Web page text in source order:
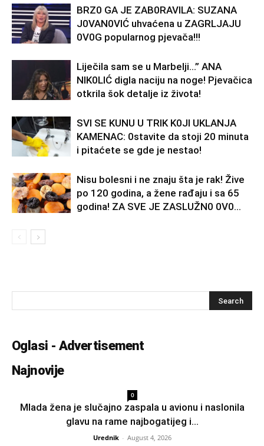
BRZ0 GA JE ZAB0RAVlLA: SUZANA
J0VAN0VIĆ uhvaćena u ZAGRLJAJU
0V0G popularnog pjevača!!!
Liječila sam se u Marbelji…” ANA
NlK0LlĆ digla naciju na noge! Pjevačica
otkrila šok detalje iz života!
SVl SE KUNU U TRlK K0Jl UKLANJA
KAMENAC: 0stavite da stoji 20 minuta
i pitaćete se gde je nestao!
Nisu bolesni i ne znaju šta je rak! Žive
po 120 godina, a žene rađaju i sa 65
godina! ZA SVE JE ZASLUŽN0 0V0...
Oglasi - Advertisement
Najnovije
0
Mlada žena je slučajno zaspala u avionu i naslonila
glavu na rame najbogatijeg i...
Urednik - August 4, 2026